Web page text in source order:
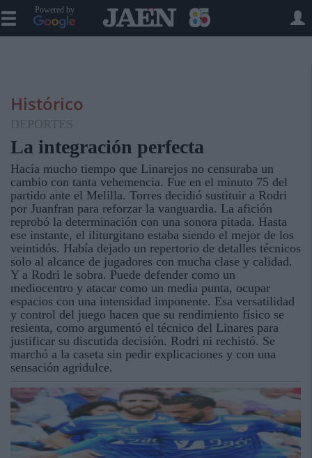
Powered by
Histórico
DEPORTES
La integración perfecta
Hacía mucho tiempo que Linarejos no censuraba un
cambio con tanta vehemencia. Fue en el minuto 75 del
partido ante el Melilla. Torres decidió sustituir a Rodri
por Juanfran para reforzar la vanguardia. La afición
reprobó la determinación con una sonora pitada. Hasta
ese instante, el iliturgitano estaba siendo el mejor de los
veintidós. Había dejado un repertorio de detalles técnicos
solo al alcance de jugadores con mucha clase y calidad.
Y a Rodri le sobra. Puede defender como un
mediocentro y atacar como un media punta, ocupar
espacios con una intensidad imponente. Esa versatilidad
y control del juego hacen que su rendimiento físico se
resienta, como argumentó el técnico del Linares para
justificar su discutida decisión. Rodri ni rechistó. Se
marchó a la caseta sin pedir explicaciones y con una
sensación agridulce.